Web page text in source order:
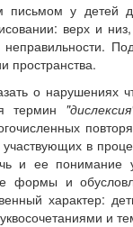
у детей
верх и
неправильности.
пространства.
о нарушениях
термин
участвующих в
и ее
формы и
характер:
и